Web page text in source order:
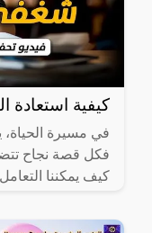
كيفية استعادة
في مسيرة الحياة،
فكل قصة نجاح
كيف يمكننا